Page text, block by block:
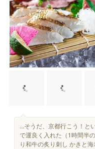
...そうだ、京都行こう！
で運良く入れた（1時間半
り和牛の炙り刺し かきと